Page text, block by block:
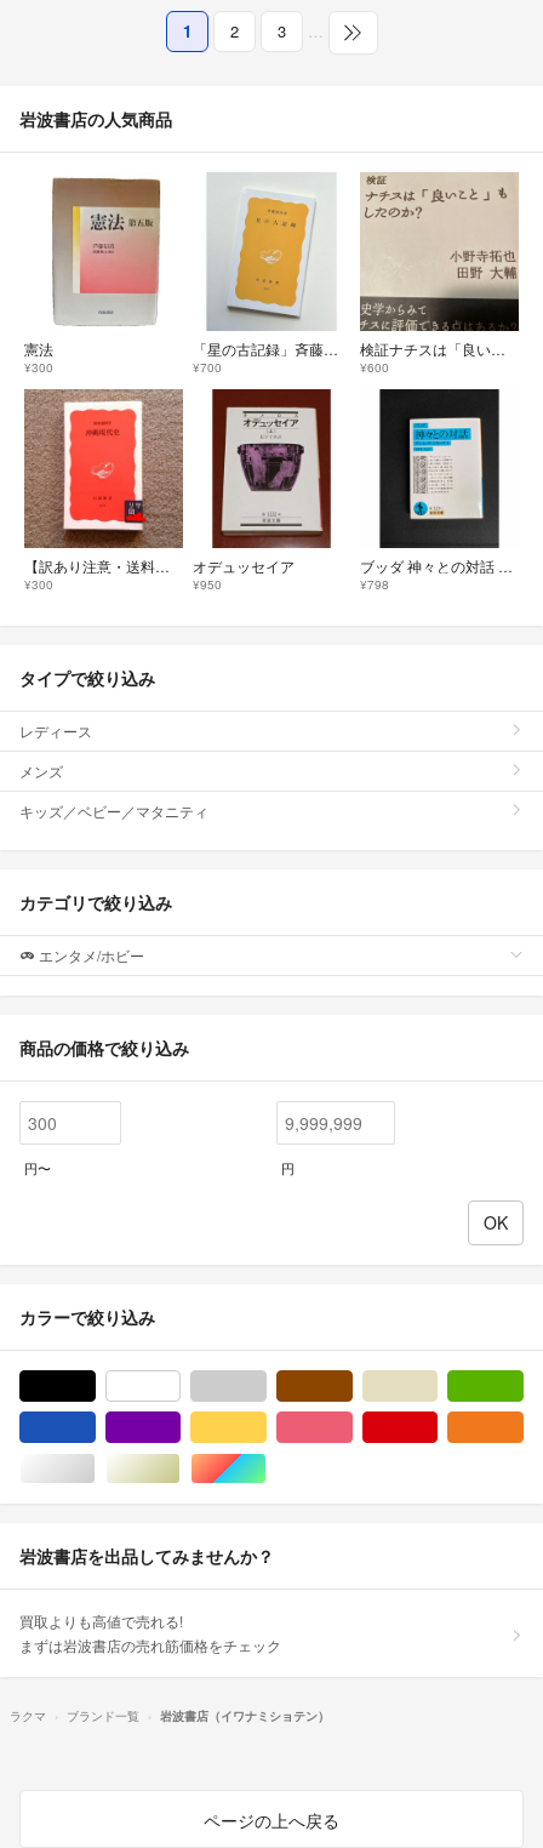
1 2 3 …
岩波書店の人気商品
憲法
¥300
「星の古記録」斉藤国治
¥700
検証ナチスは「良いこと」もしたのか？
¥600
【訳あり注意・送料込み】岩波新書 沖縄現代史 訳あり注意 ゆうパケットポストmineにて発送
¥300
オデュッセイア
¥950
ブッダ 神々との対話 サンユッタ・ニカーヤ I 岩波文庫 中村元訳
¥798
タイプで絞り込み
レディース
メンズ
キッズ／ベビー／マタニティ
カテゴリで絞り込み
エンタメ/ホビー
商品の価格で絞り込み
円〜 円
カラーで絞り込み
シルバー/銀色系ゴールド/金色系マルチカラー
岩波書店を出品してみませんか？
買取よりも高値で売れる!
まずは岩波書店の売れ筋価格をチェック
ラクマ ブランド一覧 岩波書店（イワナミショテン）
ページの上へ戻る